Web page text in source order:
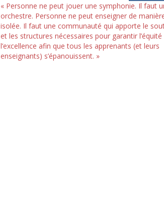
« Personne ne peut jouer une symphonie. Il faut
orchestre. Personne ne peut enseigner de
isolée. Il faut une communauté qui apporte le
et les structures nécessaires pour garantir
l’excellence afin que tous les apprenants (et leurs
enseignants) s’épanouissent. »